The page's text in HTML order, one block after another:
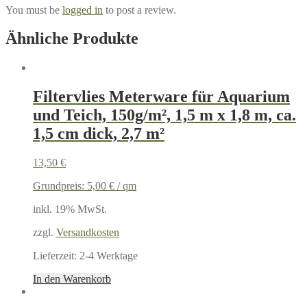
You must be logged in to post a review.
Ähnliche Produkte
Filtervlies Meterware für Aquarium
und Teich, 150g/m², 1,5 m x 1,8 m, ca.
1,5 cm dick, 2,7 m²
13,50 €
Grundpreis: 5,00 € /qm
inkl. 19% MwSt.
zzgl. Versandkosten
Lieferzeit: 2-4 Werktage
In den Warenkorb